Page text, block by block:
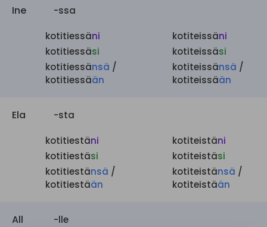
Ine -ssa
kotitiessäni
kotitiessäsi
kotitiessänsä /
kotitiessään
kotiteissäni
kotiteissäsi
kotiteissänsä /
kotiteissään
Ela -sta
kotitiestäni
kotitiestäsi
kotitiestänsä /
kotitiestään
kotiteistäni
kotiteistäsi
kotiteistänsä /
kotiteistään
All -lle